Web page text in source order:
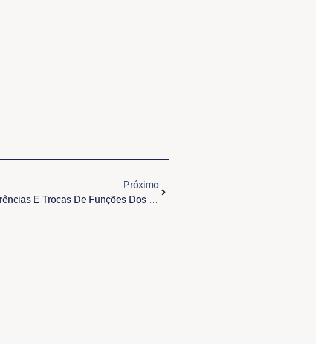
Próximo
Começou As Transferências E Trocas De Funções Dos Padres Na Arquidiocese